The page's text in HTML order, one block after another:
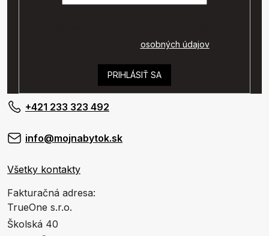
osobných údajov.
PRIHLÁSIŤ SA
+421 233 323 492
info@mojnabytok.sk
Všetky kontakty
Fakturačná adresa:
TrueOne s.r.o.
Školská 40